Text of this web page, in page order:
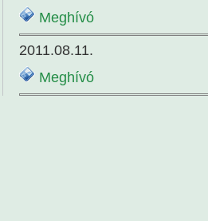
Meghívó
2011.08.11.
Meghívó